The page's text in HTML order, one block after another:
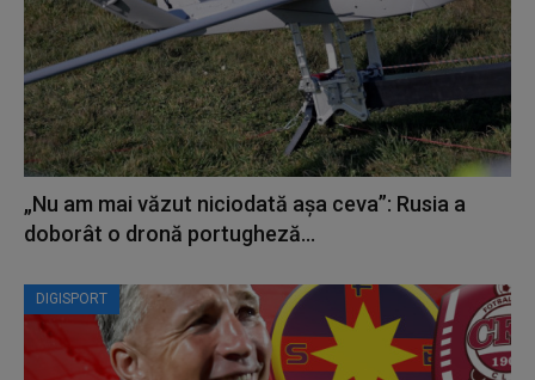
„Nu am mai văzut niciodată așa ceva”: Rusia a
doborât o dronă portugheză...
DIGISPORT